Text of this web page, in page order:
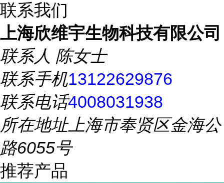
联系我们
上海欣维宇生物科技有限公司
联系人 陈女士
联系手机13122629876
联系电话4008031938
所在地址上海市奉贤区金海公
路6055号
推荐产品